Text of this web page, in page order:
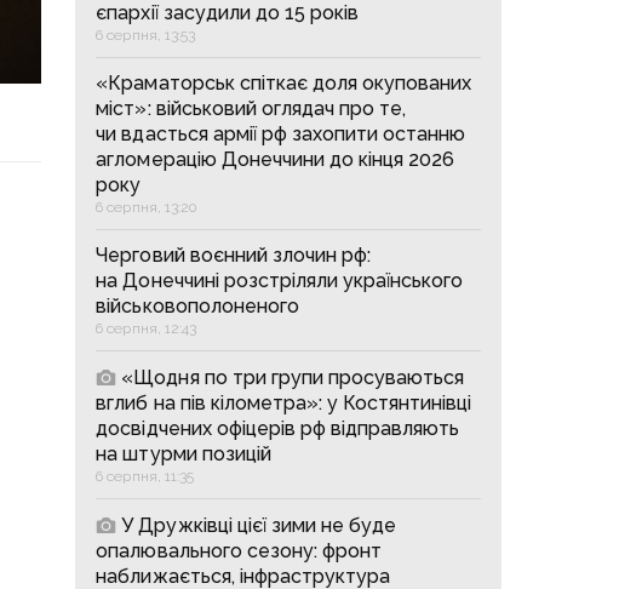
єпархії засудили до 15 років
6 серпня, 13:53
«Краматорськ спіткає доля окупованих
міст»: військовий оглядач про те,
чи вдасться армії рф захопити останню
агломерацію Донеччини до кінця 2026
року
6 серпня, 13:20
Черговий воєнний злочин рф:
на Донеччині розстріляли українського
військовополоненого
6 серпня, 12:43
«Щодня по три групи просуваються
вглиб на пів кілометра»: у Костянтинівці
досвідчених офіцерів рф відправляють
на штурми позицій
6 серпня, 11:35
У Дружківці цієї зими не буде
опалювального сезону: фронт
наближається, інфраструктура